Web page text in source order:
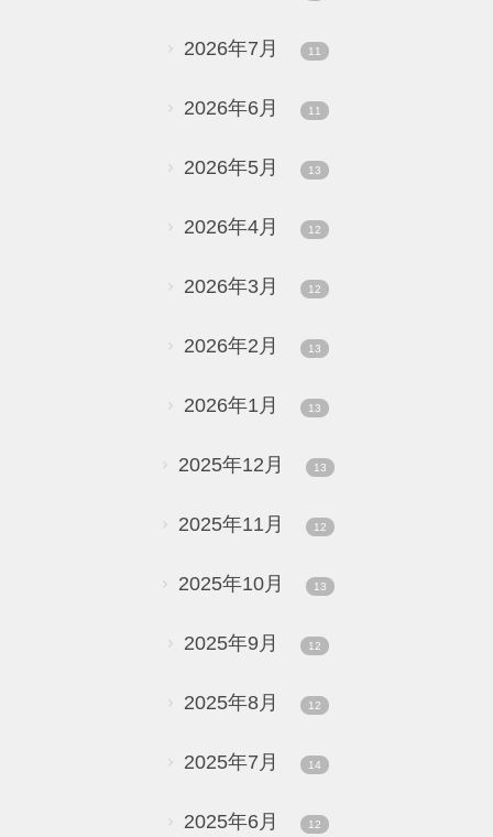
2026年7月 11
2026年6月 11
2026年5月 13
2026年4月 12
2026年3月 12
2026年2月 13
2026年1月 13
2025年12月 13
2025年11月 12
2025年10月 13
2025年9月 12
2025年8月 12
2025年7月 14
2025年6月 12